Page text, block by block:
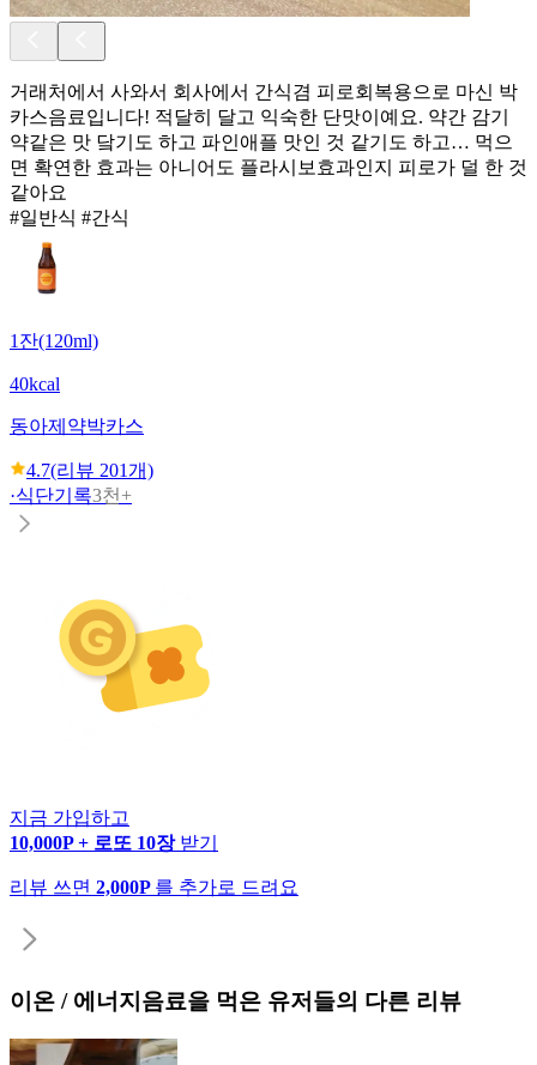
거래처에서 사와서 회사에서 간식겸 피로회복용으로 마신 박
카스음료입니다! 적달히 달고 익숙한 단맛이예요. 약간 감기
약같은 맛 닼기도 하고 파인애플 맛인 것 같기도 하고… 먹으
면 확연한 효과는 아니어도 플라시보효과인지 피로가 덜 한 것
같아요
#일반식 #간식
1잔(120ml)
40kcal
동아제약박카스
4.7(리뷰 201개)
·식단기록3천+
지금 가입하고
10,000P + 로또 10장 받기
리뷰 쓰면 2,000P 를 추가로 드려요
이온 / 에너지음료을 먹은 유저들의 다른 리뷰